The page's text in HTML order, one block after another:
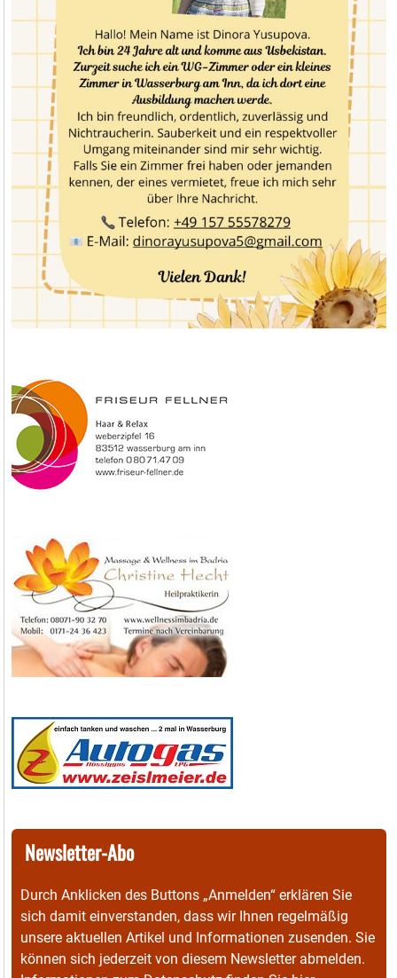
Newsletter-Abo
Durch Anklicken des Buttons „Anmelden“ erklären Sie
sich damit einverstanden, dass wir Ihnen regelmäßig
unsere aktuellen Artikel und Informationen zusenden. Sie
können sich jederzeit von diesem Newsletter abmelden.